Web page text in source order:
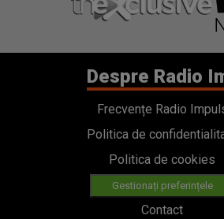
Despre Radio
Frecvențe Radio
Politica de
Politica de cookies
Gestionați preferințele
Contact